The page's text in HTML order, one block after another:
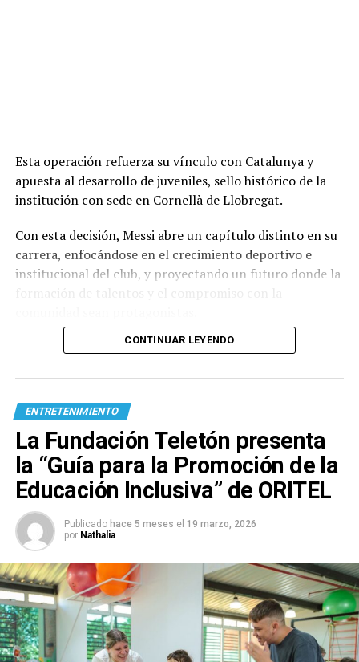
Esta operación refuerza su vínculo con Catalunya y
apuesta al desarrollo de juveniles, sello histórico de la
institución con sede en Cornellà de Llobregat.
Con esta decisión, Messi abre un capítulo distinto en su
carrera, enfocándose en el crecimiento deportivo e
institucional del club, y proyectando un futuro donde la
CONTINUAR LEYENDO
ENTRETENIMIENTO
La Fundación Teletón presenta
la “Guía para la Promoción de la
Educación Inclusiva” de ORITEL
Publicado hace 5 meses el 19 marzo, 2026
por Nathalia